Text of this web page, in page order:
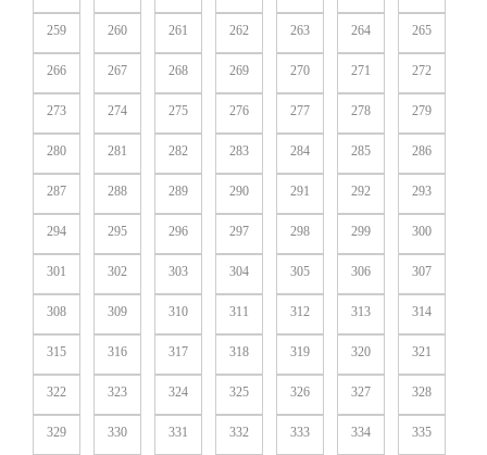
259 260 261 262 263 264 265
266 267 268 269 270 271 272
273 274 275 276 277 278 279
280 281 282 283 284 285 286
287 288 289 290 291 292 293
294 295 296 297 298 299 300
301 302 303 304 305 306 307
308 309 310 311 312 313 314
315 316 317 318 319 320 321
322 323 324 325 326 327 328
329 330 331 332 333 334 335